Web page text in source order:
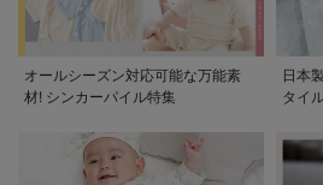
オールシーズン対応可能な万能素
材! シンカーパイル特集
日本
タイ